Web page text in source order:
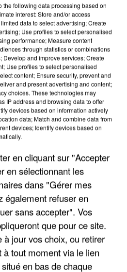
the following data processing based on
interest: Store and/or access
data to select advertising; Create
Use profiles to select personalised
performance; Measure content
through statistics or combinations
Develop and improve services; Create
Use profiles to select personalised
content; Ensure security, prevent and
and present advertising and content;
choices. These technologies may
IP address and browsing data to offer
devices based on information actively
data; Match and combine data from
devices; Identify devices based on
en cliquant sur "Accepter
en sélectionnant les
dans "Gérer mes
également refuser en
sans accepter". Vos
que pour ce site.
à jour vos choix, ou retirer
tout moment via le lien
en bas de chaque